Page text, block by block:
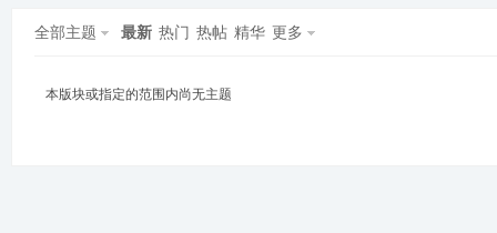
全部主题 最新 热门 热帖 精华 更多
本版块或指定的范围内尚无主题